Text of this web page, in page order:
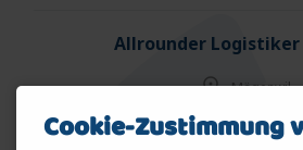
Allrounder
Mägenwil
Temp & Fest
Cookie-Zustimmung